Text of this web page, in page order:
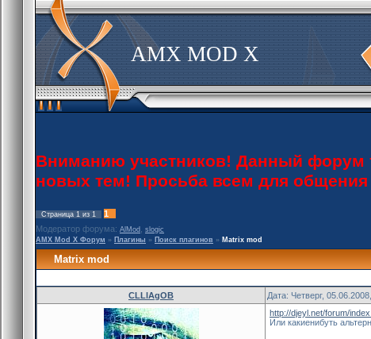
AMX MOD X
Вниманию участников! Данный форум
новых тем! Просьба всем для
Страница 1 из 1
1
Модератор форума: AlMod
slogic
AMX Mod X Форум » Плагины » Поиск плагинов » Matrix mod
Matrix mod
CLLlAgOB Дата: Четверг,
http://djeyl.net/forum/
Или какиенибуть